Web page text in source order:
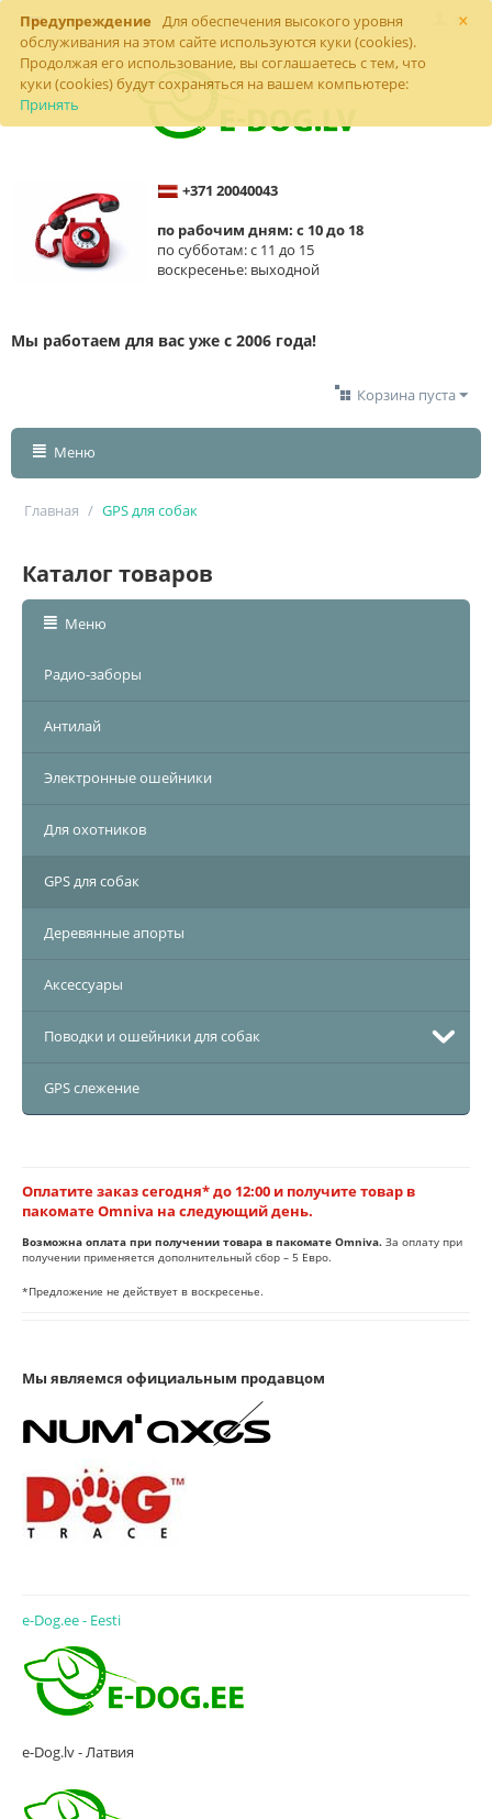
×
Предупреждение
Для обеспечения высокого уровня
обслуживания на этом сайте используются куки (cookies).
Продолжая его использование, вы соглашаетесь с тем, что
куки (cookies) будут сохраняться на вашем компьютере:
Принять
+371 20040043
по рабочим дням: с 10 до 18
по субботам: с 11 до 15
воскресенье: выходной
Мы работаем для вас уже с 2006 года!
Корзина пуста
Меню
Главная / GPS для собак
Каталог товаров
Меню
Радио-заборы
Антилай
Электронные ошейники
Для охотников
GPS для собак
Деревянные апорты
Аксессуары
Поводки и ошейники для собак
GPS слежение
Оплатите заказ сегодня* до 12:00 и получите товар в
пакомате Omniva на следующий день.
Возможна оплата при получении товара в пакомате Omniva. За оплату при
получении применяется дополнительный сбор – 5 Евро.
*Предложение не действует в воскресенье.
Мы являемся официальным продавцом
e-Dog.ee - Eesti
e-Dog.lv - Латвия